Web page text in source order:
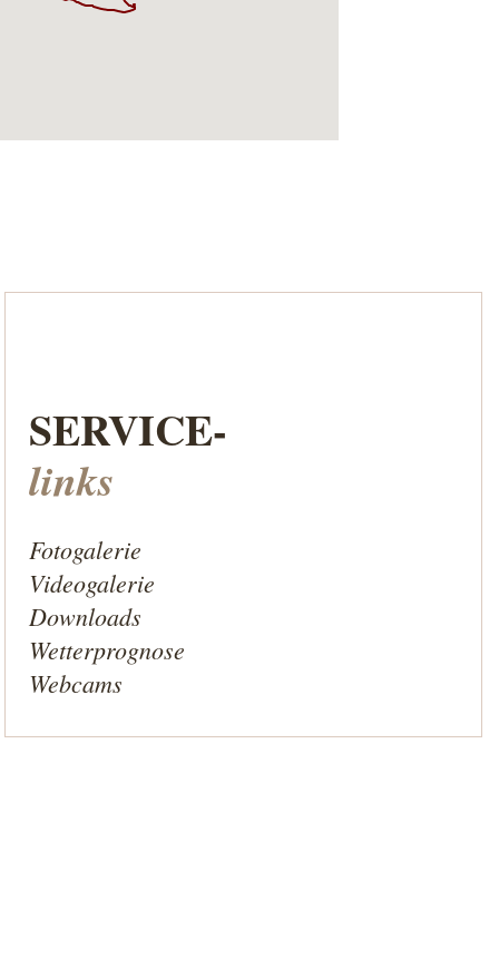
SERVICE-
links
Fotogalerie
Videogalerie
Downloads
Wetterprognose
Webcams